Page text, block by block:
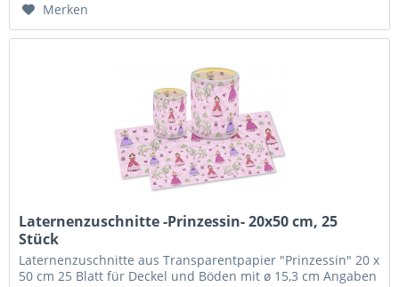
Merken
Laternenzuschnitte -Prinzessin- 20x50 cm, 25
Stück
Laternenzuschnitte aus Transparentpapier "Prinzessin" 20 x
50 cm 25 Blatt für Deckel und Böden mit ø 15,3 cm Angaben